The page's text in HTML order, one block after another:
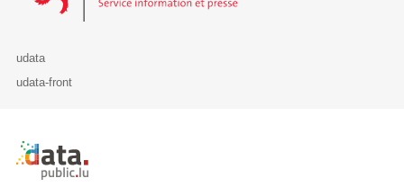
udata
udata-front
Retour à l'accueil de data.public.lu